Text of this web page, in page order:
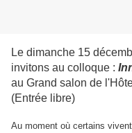
Le dimanche 15
invitons au colloque :
au Grand salon de
(Entrée libre)
Au moment où certains